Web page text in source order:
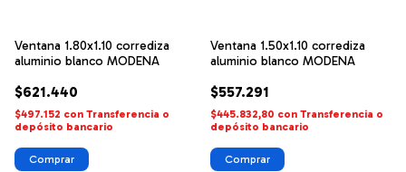
Ventana 1.80x1.10 corrediza
aluminio blanco MODENA
$621.440
$497.152 con Transferencia o
depósito bancario
Ventana 1.50x1.10 corrediza
aluminio blanco MODENA
$557.291
$445.832,80 con Transferencia o
depósito bancario